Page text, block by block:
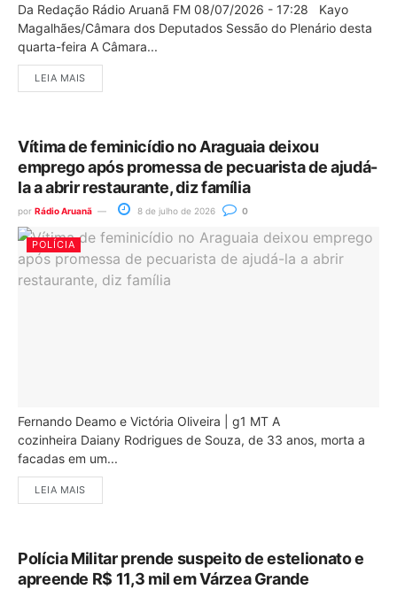
Da Redação Rádio Aruanã FM 08/07/2026 - 17:28 Kayo
Magalhães/Câmara dos Deputados Sessão do Plenário desta
quarta-feira A Câmara...
LEIA MAIS
Vítima de feminicídio no Araguaia deixou
emprego após promessa de pecuarista de ajudá-
la a abrir restaurante, diz família
por Rádio Aruanã 8 de julho de 2026 0
POLÍCIA
Fernando Deamo e Victória Oliveira | g1 MT A
cozinheira Daiany Rodrigues de Souza, de 33 anos, morta a
facadas em um...
LEIA MAIS
Polícia Militar prende suspeito de estelionato e
apreende R$ 11,3 mil em Várzea Grande